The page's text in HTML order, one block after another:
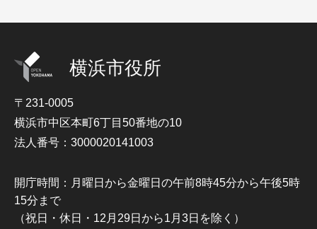
横浜市役所
〒231-0005
横浜市中区本町6丁目50番地の10
法人番号：3000020141003
開庁時間：月曜日から金曜日の午前8時45分から午後5時
15分まで
（祝日・休日・12月29日から1月3日を除く）